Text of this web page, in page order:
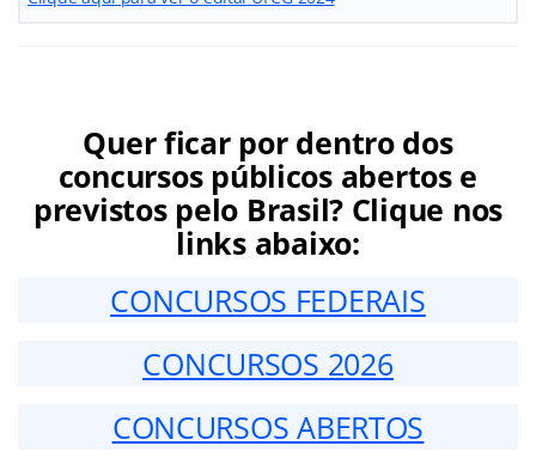
Quer ficar por dentro dos
concursos públicos abertos e
previstos pelo Brasil? Clique nos
links abaixo:
CONCURSOS FEDERAIS
CONCURSOS 2026
CONCURSOS ABERTOS